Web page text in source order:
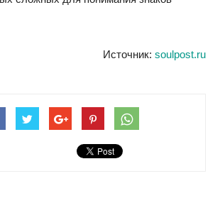
Источник: soulpost.ru